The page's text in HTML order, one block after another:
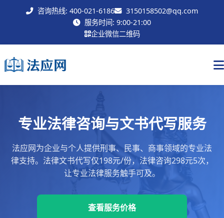
咨询热线: 400-021-6186
3150158502@qq.com
服务时间: 9:00-21:00
企业微信二维码
专业法律咨询与文书代写服务
法应网为企业与个人提供刑事、民事、商事领域的专业法
律支持。法律文书代写仅198元/份，法律咨询298元5次，
让专业法律服务触手可及。
查看服务价格